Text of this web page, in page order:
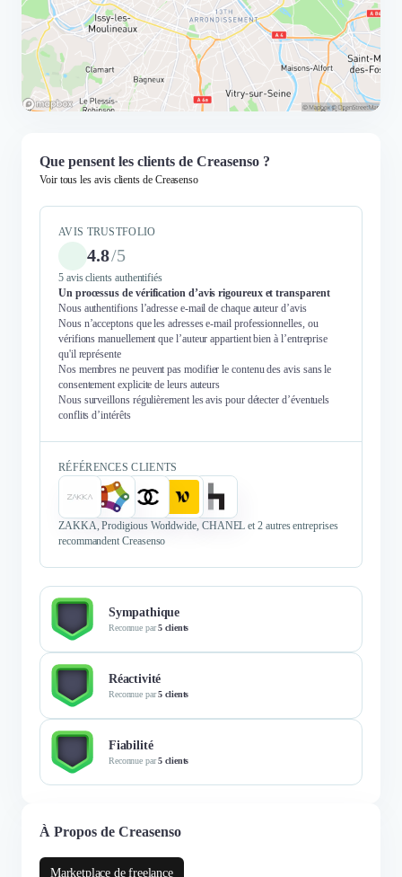
Que pensent les clients de Creasenso ?
Voir tous les avis clients de Creasenso
AVIS TRUSTFOLIO
4.8/5
5 avis clients authentifiés
Un processus de vérification d’avis rigoureux et transparent
Nous authentifions l’adresse e-mail de chaque auteur d’avis
Nous n’acceptons que les adresses e-mail professionnelles, ou
vérifions manuellement que l’auteur appartient bien à l’entreprise
qu'il représente
Nos membres ne peuvent pas modifier le contenu des avis sans le
consentement explicite de leurs auteurs
Nous surveillons régulièrement les avis pour détecter d’éventuels
conflits d’intérêts
RÉFÉRENCES CLIENTS
ZAKKA, Prodigious Worldwide, CHANEL et 2 autres entreprises
recommandent Creasenso
Sympathique
Reconnue par5 clients
Réactivité
Reconnue par5 clients
Fiabilité
Reconnue par5 clients
À Propos de Creasenso
Marketplace de freelance